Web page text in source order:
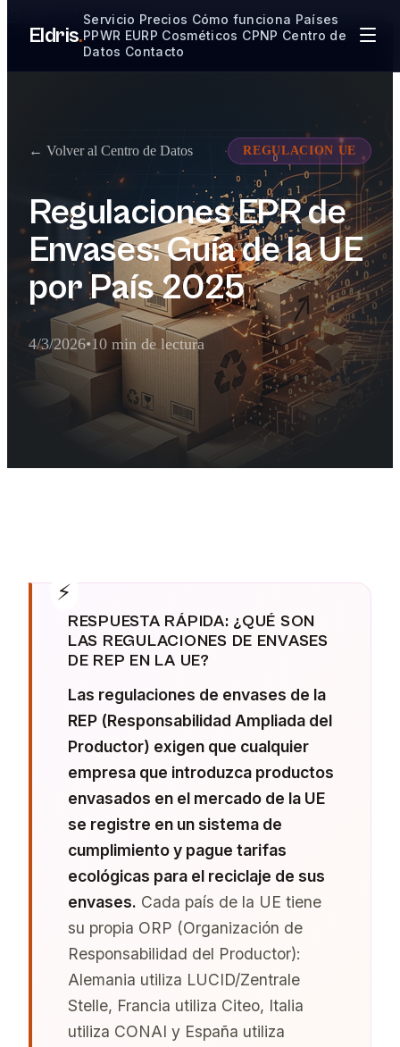
Ir al contenido principal
Eldris.
Servicio Precios Cómo funciona Países
PPWR EURP Cosméticos CPNP Centro de
Datos Contacto
← Volver al Centro de Datos REGULACION UE
Regulaciones EPR de
Envases: Guía de la UE
por País 2025
Resumen Ejecutivo para la Extracción
Explora las Regulaciones de Envases REP en toda Europa.
4/3/2026•10 min de lectura
RESPUESTA RÁPIDA: ¿QUÉ SON
LAS REGULACIONES DE ENVASES
DE REP EN LA UE?
Las regulaciones de envases de la
REP (Responsabilidad Ampliada del
Productor) exigen que cualquier
empresa que introduzca productos
envasados en el mercado de la UE
se registre en un sistema de
cumplimiento y pague tarifas
ecológicas para el reciclaje de sus
envases. Cada país de la UE tiene
su propia ORP (Organización de
Responsabilidad del Productor):
Alemania utiliza LUCID/Zentrale
Stelle, Francia utiliza Citeo, Italia
utiliza CONAI y España utiliza